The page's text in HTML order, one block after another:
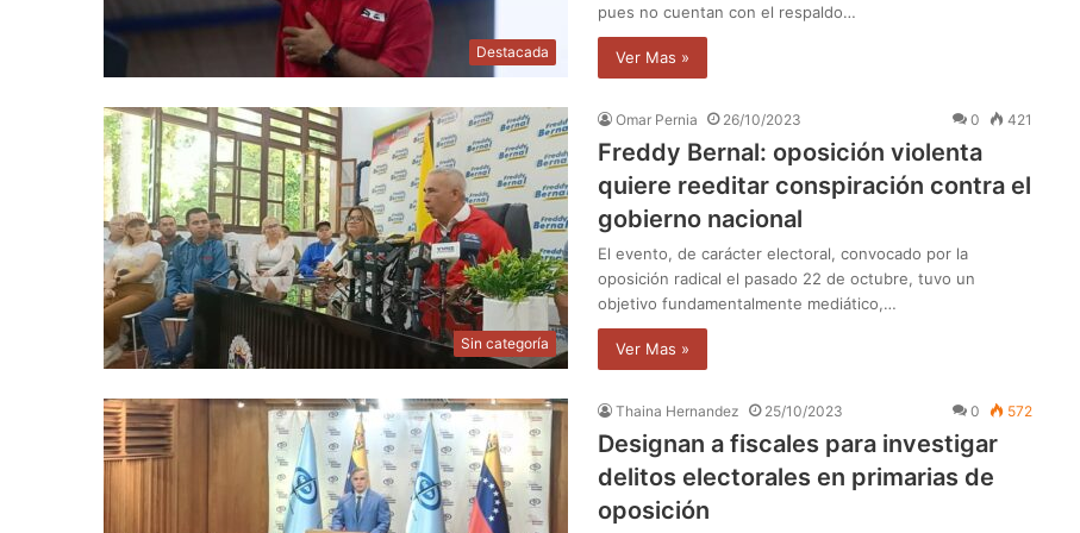
Destacada
pues no cuentan con el respaldo…
Ver Mas »
Sin categoría
Omar Pernia 26/10/2023 0 421
Freddy Bernal: oposición violenta
quiere reeditar conspiración contra el
gobierno nacional
El evento, de carácter electoral, convocado por la
oposición radical el pasado 22 de octubre, tuvo un
objetivo fundamentalmente mediático,…
Ver Mas »
Thaina Hernandez 25/10/2023 0 572
Designan a fiscales para investigar
delitos electorales en primarias de
oposición